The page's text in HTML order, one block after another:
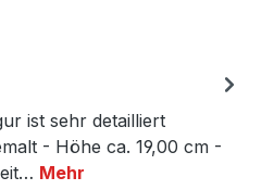
ist sehr detailliert
- Höhe ca. 19,00 cm -
Mehr